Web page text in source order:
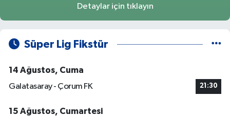
Detaylar için tıklayın
Süper Lig Fikstür
14 Ağustos, Cuma
Galatasaray - Çorum FK
21:30
15 Ağustos, Cumartesi